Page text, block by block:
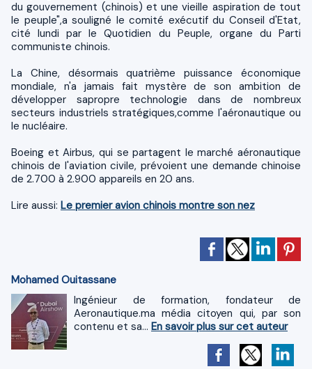
du gouvernement (chinois) et une vieille aspiration de tout
le peuple",a souligné le comité exécutif du Conseil d'Etat,
cité lundi par le Quotidien du Peuple, organe du Parti
communiste chinois.
La Chine, désormais quatrième puissance économique
mondiale, n'a jamais fait mystère de son ambition de
développer sapropre technologie dans de nombreux
secteurs industriels stratégiques,comme l'aéronautique ou
le nucléaire.
Boeing et Airbus, qui se partagent le marché aéronautique
chinois de l'aviation civile, prévoient une demande chinoise
de 2.700 à 2.900 appareils en 20 ans.
Lire aussi: Le premier avion chinois montre son nez
Mohamed Ouitassane
Ingénieur de formation, fondateur de
Aeronautique.ma média citoyen qui, par son
contenu et sa... En savoir plus sur cet auteur